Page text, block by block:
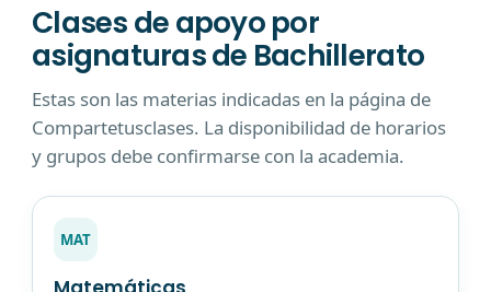
Clases de apoyo por
asignaturas de Bachillerato
Estas son las materias indicadas en la página de
Compartetusclases. La disponibilidad de horarios
y grupos debe confirmarse con la academia.
MAT